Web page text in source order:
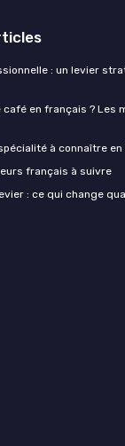
: un levier
café en français ? Les
à connaître
français à suivre
: ce qui change